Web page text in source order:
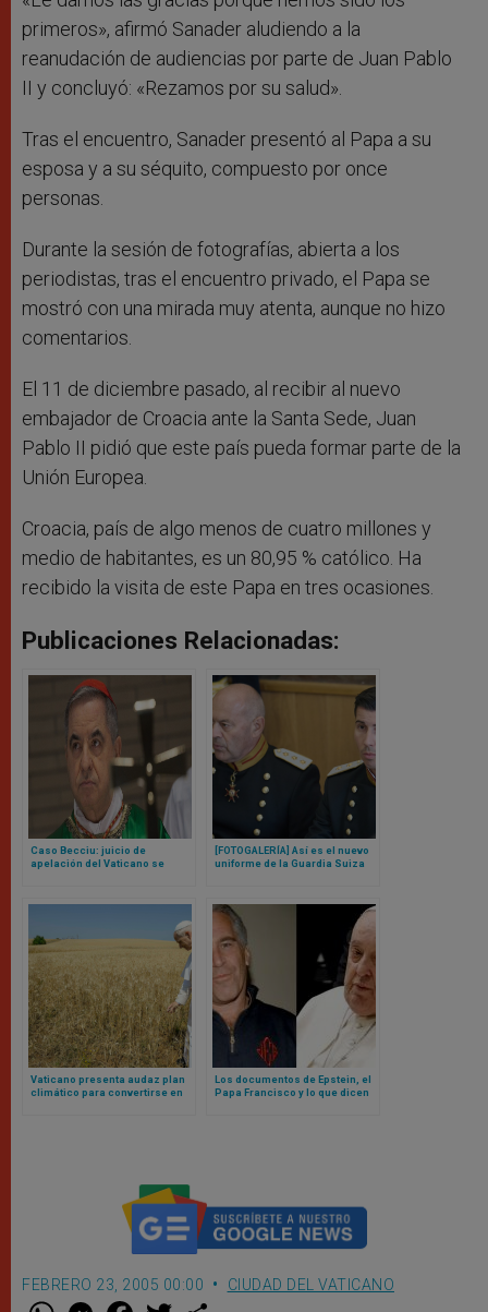
primeros», afirmó Sanader aludiendo a la
reanudación de audiencias por parte de Juan Pablo
II y concluyó: «Rezamos por su salud».
Tras el encuentro, Sanader presentó al Papa a su
esposa y a su séquito, compuesto por once
personas.
Durante la sesión de fotografías, abierta a los
periodistas, tras el encuentro privado, el Papa se
mostró con una mirada muy atenta, aunque no hizo
comentarios.
El 11 de diciembre pasado, al recibir al nuevo
embajador de Croacia ante la Santa Sede, Juan
Pablo II pidió que este país pueda formar parte de la
Unión Europea.
Croacia, país de algo menos de cuatro millones y
medio de habitantes, es un 80,95 % católico. Ha
recibido la visita de este Papa en tres ocasiones.
Publicaciones Relacionadas:
Caso Becciu: juicio de
apelación del Vaticano se
sobre el papel de la fiscalía
[FOTOGALERÍA] Así es el nuevo
uniforme de la Guardia Suiza
Vaticano presenta audaz plan
climático para convertirse en
Los documentos de Epstein, el
Papa Francisco y lo que dicen
FEBRERO 23, 2005 00:00 CIUDAD DEL VATICANO
W M F